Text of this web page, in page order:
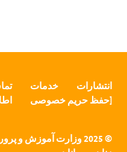
انتشارات خدمات
[حفظ حریم خصوصی
© 2025 وزارت آموزش و